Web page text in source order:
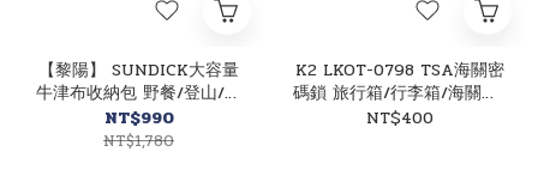
【黎陽】 SUNDICK大容量
牛津布收納包 野餐/登山/露
營 76CTVSD002
NT$990
NT$1,780
K2 LKOT-0798 TSA海關密
碼鎖 旅行箱/行李箱/海關所/
防盜鎖 89K20798
NT$400